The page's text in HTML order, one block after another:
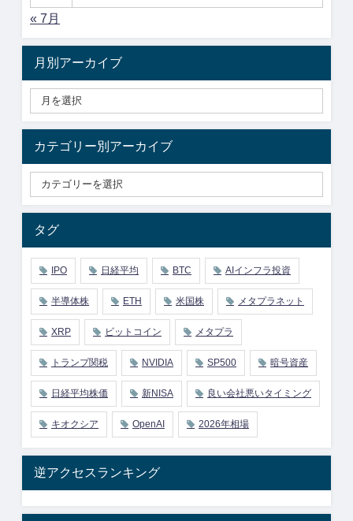
« 7月
月別アーカイブ
カテゴリー別アーカイブ
タグ
IPO 日経平均 BTC AIインフラ投資
半導体株 ETH 米国株 メタプラネット
XRP ビットコイン メタプラ
トランプ関税 NVIDIA SP500 暗号資産
日経平均株価 新NISA 良い会社悪いタイミング
キオクシア OpenAI 2026年相場
逆アクセスランキング